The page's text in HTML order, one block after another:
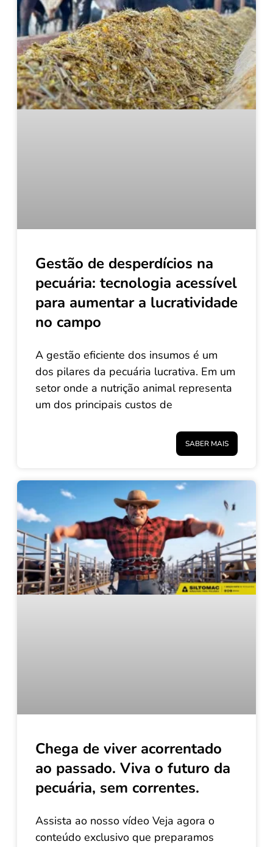
Gestão de desperdícios na
pecuária: tecnologia acessível
para aumentar a lucratividade
no campo
A gestão eficiente dos insumos é um
dos pilares da pecuária lucrativa. Em um
setor onde a nutrição animal representa
um dos principais custos de
SABER MAIS
Chega de viver acorrentado
ao passado. Viva o futuro da
pecuária, sem correntes.
Assista ao nosso vídeo Veja agora o
conteúdo exclusivo que preparamos